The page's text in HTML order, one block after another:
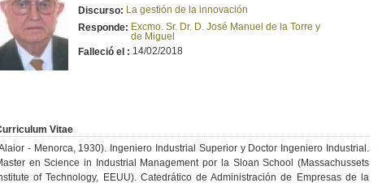
Discurso: La gestión de la innovación
Responde: Excmo. Sr. Dr. D. José Manuel de la Torre y
de Miguel
Falleció el : 14/02/2018
Vitae
- Menorca, 1930). Ingeniero Industrial Superior y Doctor Ingeniero Industrial.
en Science in Industrial Management por la Sloan School (Massachussets
of Technology, EEUU). Catedrático de Administración de Empresas de la